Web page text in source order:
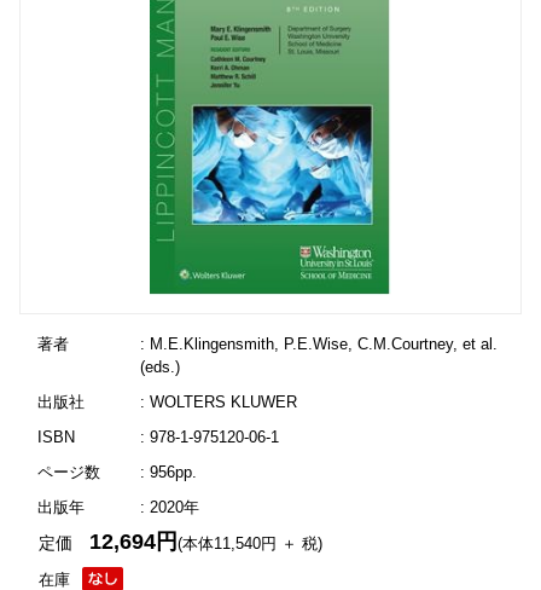
著者
: M.E.Klingensmith, P.E.Wise, C.M.Courtney, et al.
(eds.)
出版社
: WOLTERS KLUWER
ISBN
: 978-1-975120-06-1
ページ数
: 956pp.
出版年
: 2020年
在庫
定価 12,694円(本体11,540円 ＋ 税)